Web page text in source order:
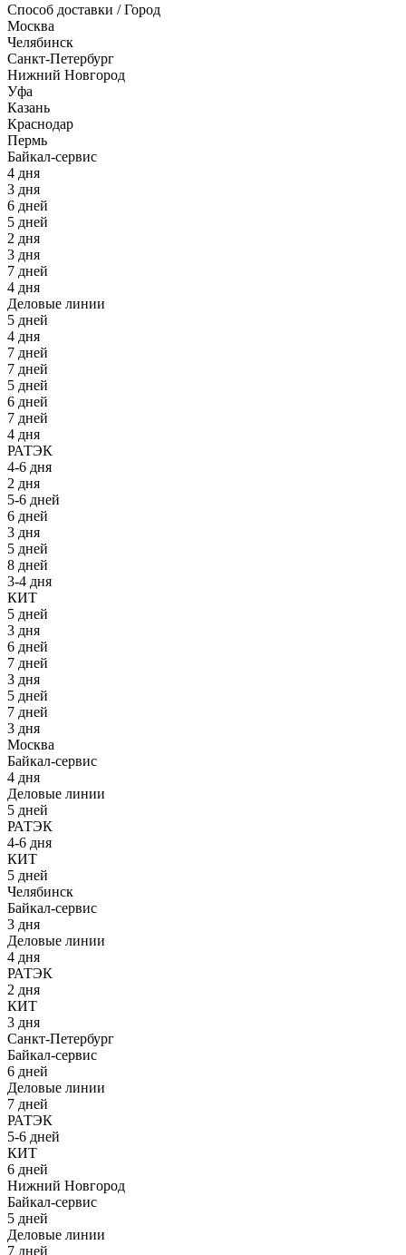
Способ доставки / Город
Москва
Челябинск
Санкт-Петербург
Нижний Новгород
Уфа
Казань
Краснодар
Пермь
Байкал-сервис
4 дня
3 дня
6 дней
5 дней
2 дня
3 дня
7 дней
4 дня
Деловые линии
5 дней
4 дня
7 дней
7 дней
5 дней
6 дней
7 дней
4 дня
РАТЭК
4-6 дня
2 дня
5-6 дней
6 дней
3 дня
5 дней
8 дней
3-4 дня
КИТ
5 дней
3 дня
6 дней
7 дней
3 дня
5 дней
7 дней
3 дня
Москва
Байкал-сервис
4 дня
Деловые линии
5 дней
РАТЭК
4-6 дня
КИТ
5 дней
Челябинск
Байкал-сервис
3 дня
Деловые линии
4 дня
РАТЭК
2 дня
КИТ
3 дня
Санкт-Петербург
Байкал-сервис
6 дней
Деловые линии
7 дней
РАТЭК
5-6 дней
КИТ
6 дней
Нижний Новгород
Байкал-сервис
5 дней
Деловые линии
7 дней